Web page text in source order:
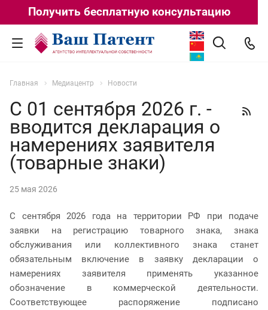
Получить бесплатную консультацию
Главная Медиацентр Новости
С 01 сентября 2026 г. -
вводится декларация о
намерениях заявителя
(товарные знаки)
25 мая 2026
С сентября 2026 года на территории РФ при подаче
заявки на регистрацию товарного знака, знака
обслуживания или коллективного знака станет
обязательным включение в заявку декларации о
намерениях заявителя применять указанное
обозначение в коммерческой деятельности.
Соответствующее распоряжение подписано